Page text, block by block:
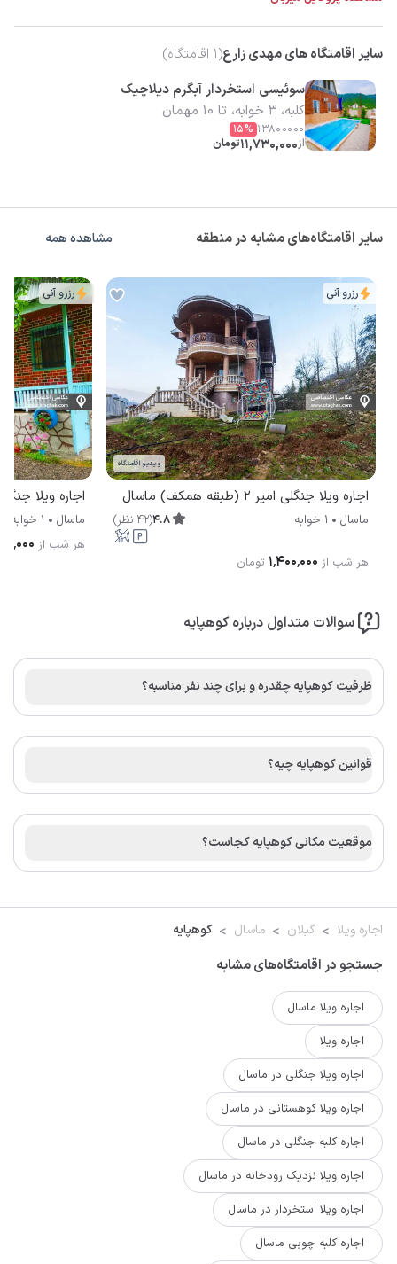
سایر اقامتگاه های مهدی زارع(
1 اقامتگاه)
سوئیسی استخردار آبگرم دیلاچیک
کلبه، 3 خوابه، تا 10 مهمان
13800000
15%
از11,730,000تومان
سایر اقامتگاه‌های مشابه در منطقه مشاهده همه
رزرو آنی
ویدیو اقامتگاه
اجاره ویلا جنگلی امیر 2 (طبقه همکف) ماسال
ماسال 1 خوابه 4.8
(
42 نظر)
هر شب از ۱٬۴۰۰٬۰۰۰ تومان
رزرو آنی
اجاره ویلا
ماسال
1 خوابه
هر شب از
سوالات متداول درباره کوهپایه
ظرفیت کوهپایه چقدره و برای چند نفر مناسبه؟
قوانین کوهپایه چیه؟
موقعیت مکانی کوهپایه کجاست؟
اجاره ویلا گیلان ماسال کوهپایه
جستجو در اقامتگاه‌های مشابه
اجاره ویلا ماسال
اجاره ویلا
اجاره ویلا جنگلی در ماسال
اجاره ویلا کوهستانی در ماسال
اجاره کلبه جنگلی در ماسال
اجاره ویلا نزدیک رودخانه در ماسال
اجاره ویلا استخردار در ماسال
اجاره کلبه چوبی ماسال